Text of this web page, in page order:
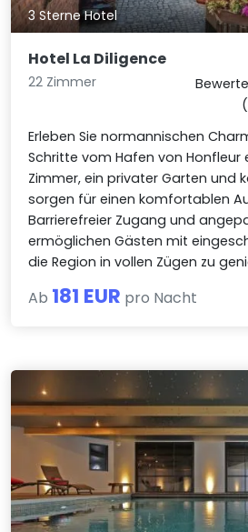
3 Sterne Hotel
Hotel La Diligence
22 Zimmer
Erleben Sie normannischen
Schritte vom Hafen von Honfleur
Zimmer, ein privater Garten und
sorgen für einen komfortablen
Barrierefreier Zugang und
ermöglichen Gästen mit
die Region in vollen Zügen zu
Ab 181 EUR pro Nacht